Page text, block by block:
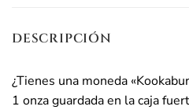
DESCRIPCIÓN
¿Tienes una moneda
1 onza guardada en la caja